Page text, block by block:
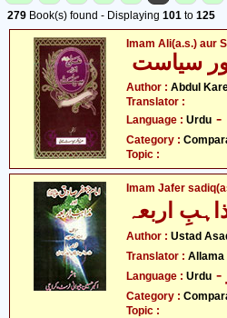
279 Book(s) found - Displaying 101 to 125
Imam Ali(a.s.) aur
Author : Abdul
Translator :
Language : Urdu
Category :
Topic :
Imam Jafer
اربعہ
Author : Ustad
Translator : Allama
Language : Urdu
Category :
Topic :